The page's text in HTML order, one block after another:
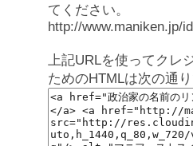
てください。
http://www.maniken.jp/
上記URLを使ってクレ
ためのHTMLは次の通り